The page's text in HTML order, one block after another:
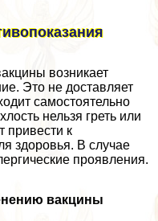
возникает
Это не доставляет
самостоятельно
нельзя греть или
привести к
здоровья. В случае
проявления.
вакцины